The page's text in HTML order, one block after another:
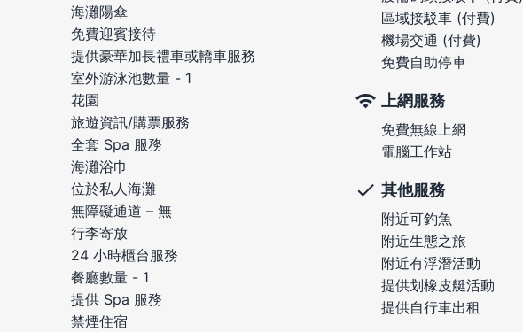
海灘陽傘
免費迎賓接待
提供豪華加長禮車或轎車服務
室外游泳池數量 - 1
花園
旅遊資訊/購票服務
全套 Spa 服務
海灘浴巾
位於私人海灘
無障礙通道 – 無
行李寄放
24 小時櫃台服務
餐廳數量 - 1
提供 Spa 服務
禁煙住宿
區域接駁車 (付費)
機場交通 (付費)
免費自助停車
上網服務
免費無線上網
電腦工作站
其他服務
附近可釣魚
附近生態之旅
附近有浮潛活動
提供划橡皮艇活動
提供自行車出租